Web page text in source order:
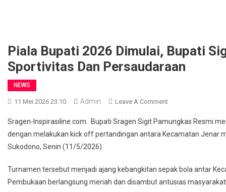
Piala Bupati 2026 Dimulai, Bupati
Sportivitas Dan Persaudaraan
NEWS
11 Mei 2026 23:10 Admin Leave A CommentOn
Bupati
2026
Sigit
Pamungkas
Sragen-Inspirasiline.com. Bupati Sragen Sigit Pamungkas Resmi
dengan melakukan kick off pertandingan antara Kecamatan Jenar
Sukodono, Senin (11/5/2026).
Turnamen tersebut menjadi ajang kebangkitan sepak bola antar
Pembukaan berlangsung meriah dan disambut antusias